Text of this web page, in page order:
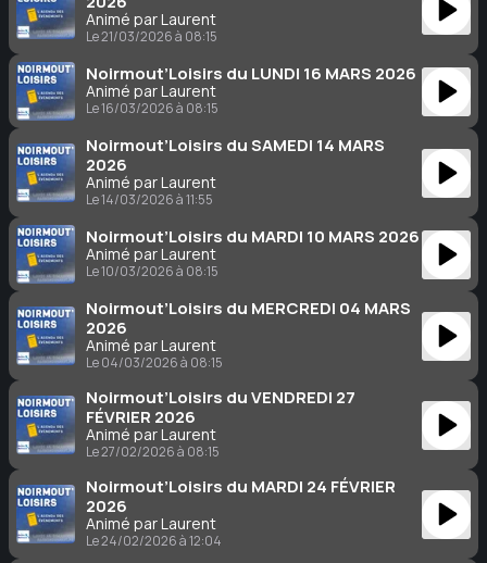
Animé par Laurent
Le 21/03/2026 à 08:15
Noirmout’Loisirs du LUNDI 16 MARS 2026
Animé par Laurent
Le 16/03/2026 à 08:15
Noirmout’Loisirs du SAMEDI 14 MARS
2026
Animé par Laurent
Le 14/03/2026 à 11:55
Noirmout’Loisirs du MARDI 10 MARS 2026
Animé par Laurent
Le 10/03/2026 à 08:15
Noirmout’Loisirs du MERCREDI 04 MARS
2026
Animé par Laurent
Le 04/03/2026 à 08:15
Noirmout’Loisirs du VENDREDI 27
FÉVRIER 2026
Animé par Laurent
Le 27/02/2026 à 08:15
Noirmout’Loisirs du MARDI 24 FÉVRIER
2026
Animé par Laurent
Le 24/02/2026 à 12:04